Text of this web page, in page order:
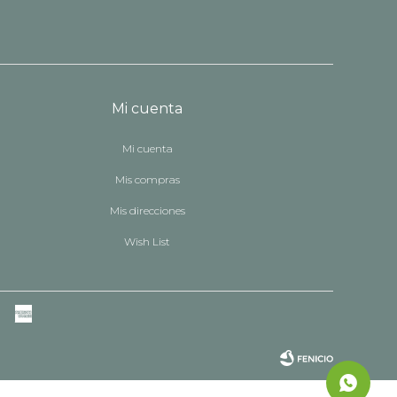
Mi cuenta
Mi cuenta
Mis compras
Mis direcciones
Wish List